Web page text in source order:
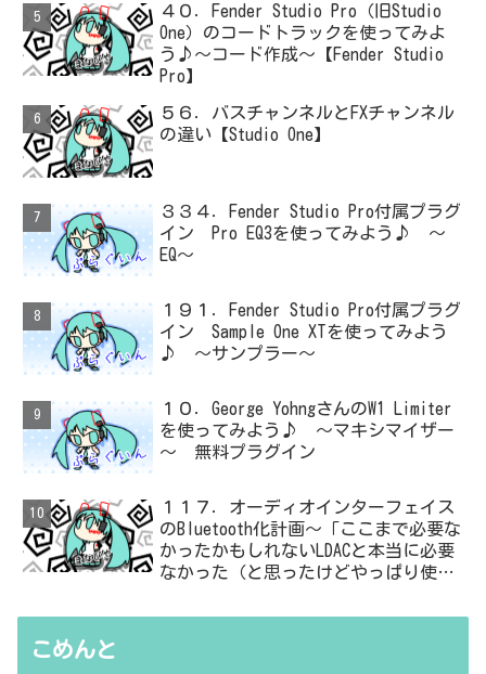
４０．Fender Studio Pro（旧Studio
One）のコードトラックを使ってみよ
う♪～コード作成～【Fender Studio
Pro】
５６．バスチャンネルとFXチャンネル
の違い【Studio One】
３３４．Fender Studio Pro付属プラグ
イン Pro EQ3を使ってみよう♪ ～
EQ～
１９１．Fender Studio Pro付属プラグ
イン Sample One XTを使ってみよう
♪ ～サンプラー～
１０．George YohngさんのW1 Limiter
を使ってみよう♪ ～マキシマイザー
～ 無料プラグイン
１１７．オーディオインターフェイス
のBluetooth化計画～「ここまで必要な
かったかもしれないLDACと本当に必要
なかった（と思ったけどやっぱり使っ
無駄を重ねた結論はシンプルだった
こめんと